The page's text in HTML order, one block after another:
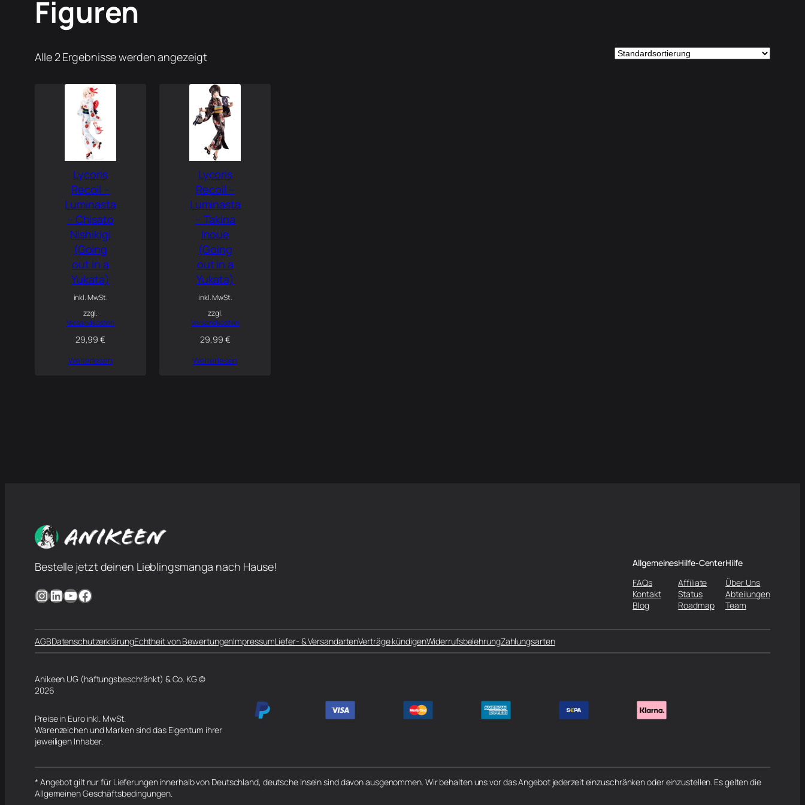
Figuren
Alle 2 Ergebnisse werden angezeigt
Lycoris
Recoil –
Luminasta
– Chisato
Nishikigi
(Going
out in a
Yukata)
inkl. MwSt.
zzgl.
Versandkosten
29,99€
Weiterlesen
Lycoris
Recoil –
Luminasta
– Takina
Inoue
(Going
out in a
Yukata)
inkl. MwSt.
zzgl.
Versandkosten
29,99 €
Weiterlesen
Bestelle jetzt deinen Lieblingsmanga nach Hause!
InstagramLinkedIn YouTube Facebook
Allgemeines
FAQs
Kontakt
Blog
Hilfe-Center
Affiliate
Status
Roadmap
Hilfe
Über Uns
Abteilungen
Team
AGBDatenschutzerklärungEchtheit von BewertungenImpressumLiefer- & VersandartenVerträge kündigenWiderrufsbelehrungZahlungsarten
Anikeen UG (haftungsbeschränkt) & Co. KG ©
2026
Preise in Euro inkl. MwSt.
Warenzeichen und Marken sind das Eigentum ihrer
jeweiligen Inhaber.
* Angebot gilt nur für Lieferungen innerhalb von Deutschland, deutsche Inseln sind davon ausgenommen. Wir behalten uns vor das Angebot jederzeit einzuschränken oder einzustellen. Es gelten die
Allgemeinen Geschäftsbedingungen.